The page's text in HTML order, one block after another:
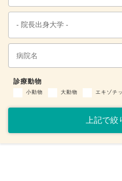
診療動物
小動物 大動物 エキゾチ